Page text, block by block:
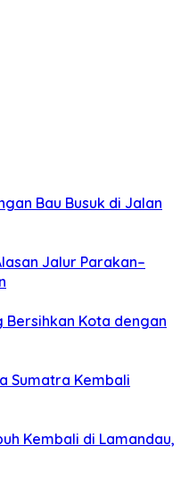
Bau Busuk di Jalan
Jalur Parakan–
Bersihkan Kota dengan
Sumatra Kembali
Kembali di Lamandau,